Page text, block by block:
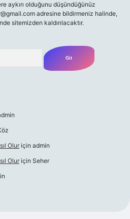
aykırı olduğunu düşündüğünüz
adresine bildirmeniz halinde,
sitemizden kaldırılacaktır.
Oluriçin admin
Oluriçin Seher